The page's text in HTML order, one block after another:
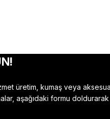
üretim, kumaş veya
aşağıdaki formu doldurarak